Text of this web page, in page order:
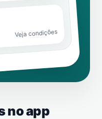
Veja condições
no app